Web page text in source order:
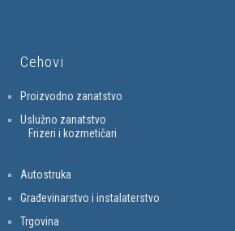
Cehovi
Proizvodno zanatstvo
Uslužno zanatstvo
Frizeri i kozmetičari
Autostruka
Građevinarstvo i instalaterstvo
Trgovina